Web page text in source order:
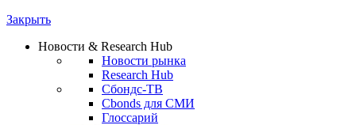
Закрыть
Новости & Research Hub
Новости рынка
Research Hub
Сбондс-ТВ
Cbonds для СМИ
Глоссарий